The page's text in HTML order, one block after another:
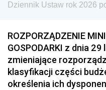
Dziennik Ustaw rok 2026
ROZPORZĄDZENIE
GOSPODARKI z dnia 29
zmieniające
klasyfikacji części
określenia ich